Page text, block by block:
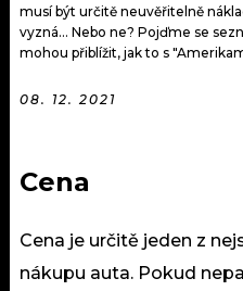
musí být určitě neuvěřitelně
vyzná… Nebo ne? Pojďme se
mohou přiblížit, jak to s
08. 12. 2021
Cena
Cena je určitě jeden z
nákupu auta. Pokud